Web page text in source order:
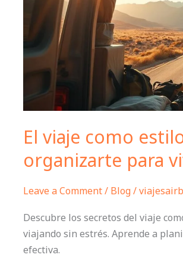
El viaje como
organizarte para
Leave a Comment/ Blog/
Descubre los secretos del viaje
viajando sin estrés. Aprende a
efectiva.
organizarte
para
vivir
viajando
estrés